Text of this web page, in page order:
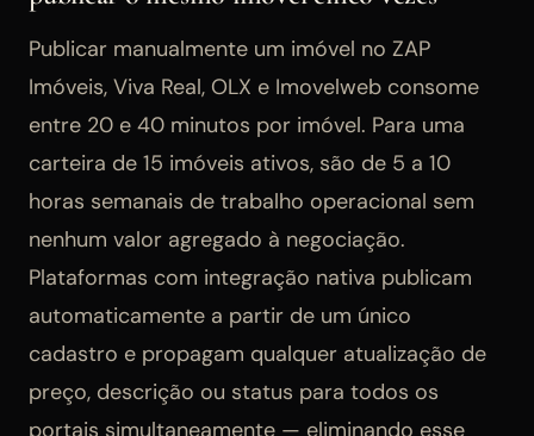
Publicar manualmente um imóvel no ZAP
Imóveis, Viva Real, OLX e Imovelweb consome
entre 20 e 40 minutos por imóvel. Para uma
carteira de 15 imóveis ativos, são de 5 a 10
horas semanais de trabalho operacional sem
nenhum valor agregado à negociação.
Plataformas com integração nativa publicam
automaticamente a partir de um único
cadastro e propagam qualquer atualização de
preço, descrição ou status para todos os
portais simultaneamente — eliminando esse